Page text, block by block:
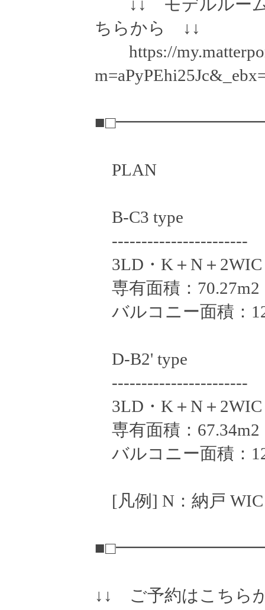
↓↓ モデルルーム
ちらから ↓↓
https://
PLAN
B-C3 type
-----------------------
3LD・K＋N＋2WIC
専有面積：70.27m2
バルコニー面積：
D-B2' type
-----------------------
3LD・K＋N＋2WIC
専有面積：67.34m2
バルコニー面積：
[凡例] N：納戸
↓↓ ご予約はこちら